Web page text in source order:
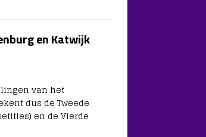
en Katwijk
van het
dus de Tweede
en de Vierde